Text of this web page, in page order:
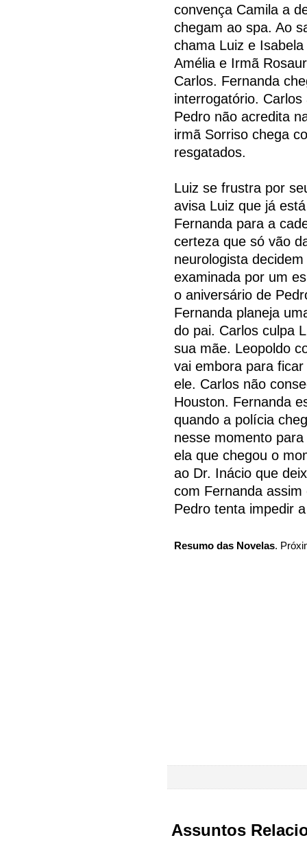
convença Camila a
chegam ao spa. Ao
chama Luiz e
Amélia e Irmã
Carlos. Fernanda
interrogatório.
Pedro não acredita
irmã Sorriso chega
resgatados.
Luiz se frustra por
avisa Luiz que já
Fernanda para a
certeza que só vão
neurologista
examinada por um
o aniversário de
Fernanda planeja
do pai. Carlos culpa
sua mãe. Leopoldo
vai embora para
ele. Carlos não
Houston. Fernanda
quando a polícia
nesse momento
ela que chegou o
ao Dr. Inácio que
com Fernanda
Pedro tenta impedir
Resumo das Novelas.
Assuntos